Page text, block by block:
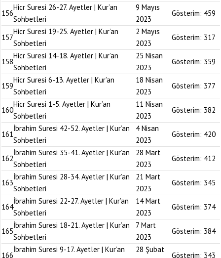
156
Hicr Suresi 26-27. Ayetler | Kur’an
Sohbetleri
9 Mayıs
2023
Gösterim: 459
157
Hicr Suresi 19-25. Ayetler | Kur’an
Sohbetleri
2 Mayıs
2023
Gösterim: 317
158
Hicr Suresi 14-18. Ayetler | Kur’an
Sohbetleri
25 Nisan
2023
Gösterim: 359
159
Hicr Suresi 6-13. Ayetler | Kur’an
Sohbetleri
18 Nisan
2023
Gösterim: 377
160
Hicr Suresi 1-5. Ayetler | Kur’an
Sohbetleri
11 Nisan
2023
Gösterim: 382
161
İbrahim Suresi 42-52. Ayetler | Kur’an
Sohbetleri
4 Nisan
2023
Gösterim: 420
162
İbrahim Suresi 35-41. Ayetler | Kur’an
Sohbetleri
28 Mart
2023
Gösterim: 412
163
İbrahim Suresi 28-34. Ayetler | Kur’an
Sohbetleri
21 Mart
2023
Gösterim: 345
164
İbrahim Suresi 22-27. Ayetler | Kur’an
Sohbetleri
14 Mart
2023
Gösterim: 374
165
İbrahim Suresi 18-21. Ayetler | Kur’an
Sohbetleri
7 Mart
2023
Gösterim: 384
166
İbrahim Suresi 9-17. Ayetler | Kur’an
28 Şubat
Gösterim: 343